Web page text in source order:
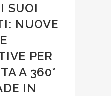
SUOI
NUOVE
PER
A 360°
IN